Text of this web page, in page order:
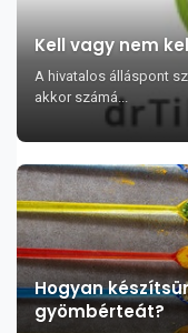
Kell vagy nem
A hivatalos álláspont
akkor számá...
Hogyan
gyömbérteát?